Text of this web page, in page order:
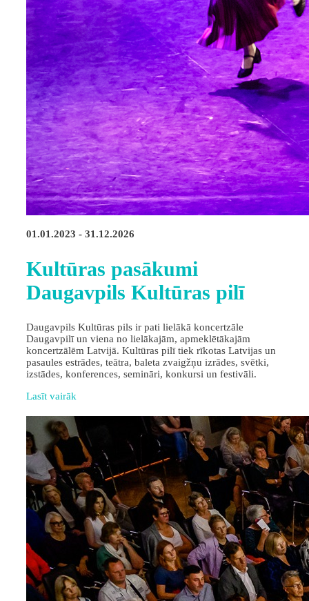
01.01.2023 - 31.12.2026
Kultūras pasākumi
Daugavpils Kultūras pilī
Daugavpils Kultūras pils ir pati lielākā koncertzāle
Daugavpilī un viena no lielākajām, apmeklētākajām
koncertzālēm Latvijā. Kultūras pilī tiek rīkotas Latvijas un
pasaules estrādes, teātra, baleta zvaigžņu izrādes, svētki,
izstādes, konferences, semināri, konkursi un festivāli.
Lasīt vairāk